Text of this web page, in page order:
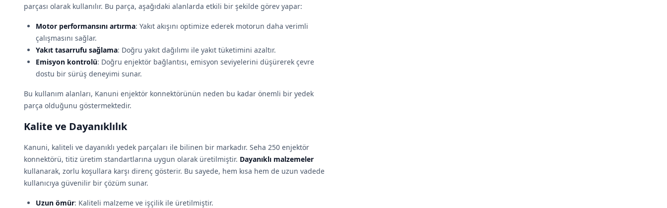
parçası olarak kullanılır. Bu parça, aşağıdaki alanlarda etkili bir şekilde görev yapar:
Motor performansını artırma: Yakıt akışını optimize ederek motorun daha verimli
çalışmasını sağlar.
Yakıt tasarrufu sağlama: Doğru yakıt dağılımı ile yakıt tüketimini azaltır.
Emisyon kontrolü: Doğru enjektör bağlantısı, emisyon seviyelerini düşürerek çevre
dostu bir sürüş deneyimi sunar.
Bu kullanım alanları, Kanuni enjektör konnektörünün neden bu kadar önemli bir yedek
parça olduğunu göstermektedir.
Kalite ve Dayanıklılık
Kanuni, kaliteli ve dayanıklı yedek parçaları ile bilinen bir markadır. Seha 250 enjektör
konnektörü, titiz üretim standartlarına uygun olarak üretilmiştir. Dayanıklı malzemeler
kullanarak, zorlu koşullara karşı direnç gösterir. Bu sayede, hem kısa hem de uzun vadede
kullanıcıya güvenilir bir çözüm sunar.
Uzun ömür: Kaliteli malzeme ve işçilik ile üretilmiştir.